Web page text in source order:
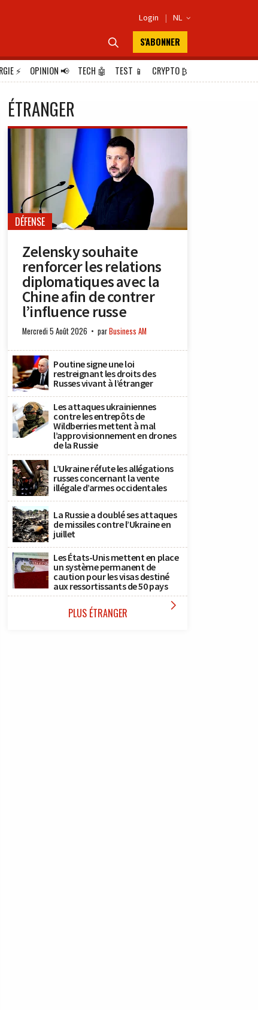
Login | NL 
 S'ABONNER
⚡ OPINION📢 TECH 🤖 TEST 📱 CRYPTO₿
ÉTRANGER
DÉFENSE
Zelensky souhaite
renforcer les relations
diplomatiques avec la
Chine afin de contrer
l’influence russe
Mercredi 5 Août 2026 parBusiness AM
Poutine signe une loi
restreignant les droits des
Russes vivant à l’étranger
Les attaques ukrainiennes
contre les entrepôts de
Wildberries mettent à mal
l’approvisionnement en drones
de la Russie
L’Ukraine réfute les allégations
russes concernant la vente
illégale d’armes occidentales
La Russie a doublé ses attaques
de missiles contre l’Ukraine en
juillet
Les États-Unis mettent en place
un système permanent de
caution pour les visas destiné
aux ressortissants de 50 pays
PLUS ÉTRANGER 